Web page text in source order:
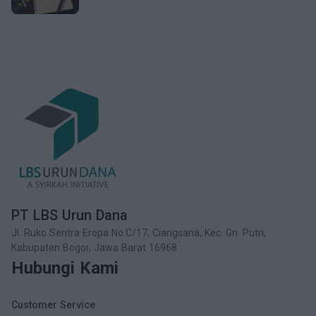
PT LBS Urun Dana
Jl. Ruko Sentra Eropa No.C/17, Ciangsana, Kec. Gn. Putri,
Kabupaten Bogor, Jawa Barat 16968
Hubungi Kami
Customer Service